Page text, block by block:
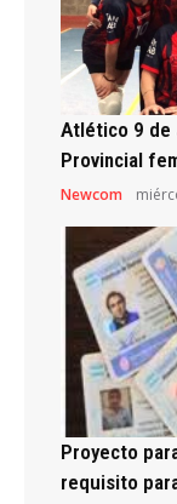
Atlético 9 de
Provincial
Newcom
Proyecto
requisito